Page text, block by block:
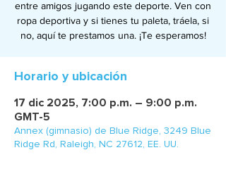
entre amigos jugando este deporte. Ven con
ropa deportiva y si tienes tu paleta, tráela, si
no, aquí te prestamos una. ¡Te esperamos!
Horario y ubicación
17 dic 2025, 7:00 p.m. – 9:00 p.m.
GMT-5
Annex (gimnasio) de Blue Ridge, 3249 Blue
Ridge Rd, Raleigh, NC 27612, EE. UU.